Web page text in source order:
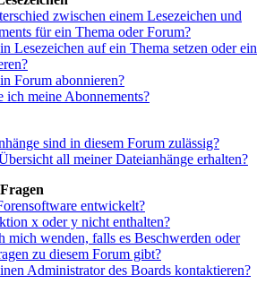
zwischen einem Lesezeichen und
für ein Thema oder Forum?
Lesezeichen auf ein Thema setzen oder ein
Forum abonnieren?
ich meine Abonnements?
sind in diesem Forum zulässig?
all meiner Dateianhänge erhalten?
entwickelt?
x oder y nicht enthalten?
mich wenden, falls es Beschwerden oder
zu diesem Forum gibt?
Administrator des Boards kontaktieren?